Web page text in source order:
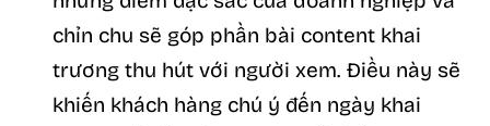
chỉn chu sẽ góp phần bài content khai
trương thu hút với người xem. Điều này sẽ
khiến khách hàng chú ý đến ngày khai